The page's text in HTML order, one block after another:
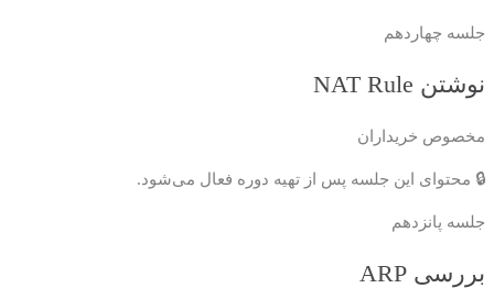
جلسه چهاردهم
نوشتن NAT Rule
مخصوص خریداران
🔒 محتوای این جلسه پس از تهیه دوره فعال می‌شود.
جلسه پانزدهم
بررسی ARP